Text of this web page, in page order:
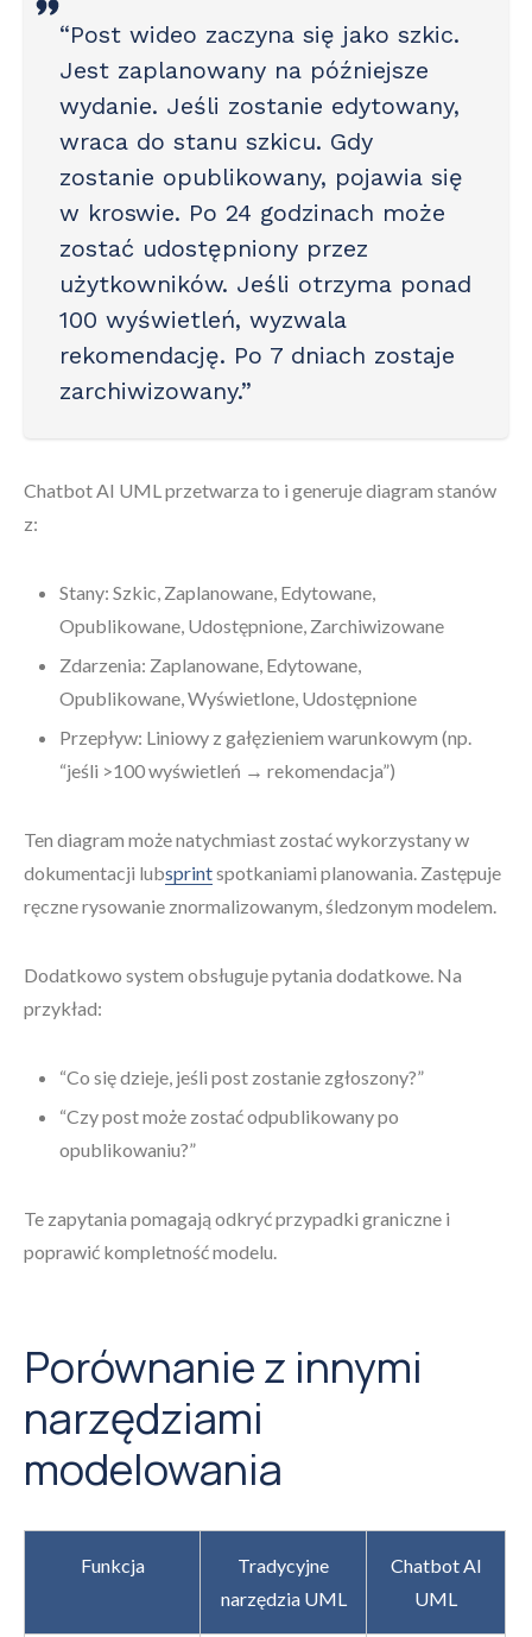
“Post wideo zaczyna się jako szkic.
Jest zaplanowany na późniejsze
wydanie. Jeśli zostanie edytowany,
wraca do stanu szkicu. Gdy
zostanie opublikowany, pojawia się
w kroswie. Po 24 godzinach może
zostać udostępniony przez
użytkowników. Jeśli otrzyma ponad
100 wyświetleń, wyzwala
rekomendację. Po 7 dniach zostaje
zarchiwizowany.”
Chatbot AI UML przetwarza to i generuje diagram stanów
z:
Stany: Szkic, Zaplanowane, Edytowane,
Opublikowane, Udostępnione, Zarchiwizowane
Zdarzenia: Zaplanowane, Edytowane,
Opublikowane, Wyświetlone, Udostępnione
Przepływ: Liniowy z gałęzieniem warunkowym (np.
“jeśli >100 wyświetleń → rekomendacja”)
Ten diagram może natychmiast zostać wykorzystany w
dokumentacji lubsprintspotkaniami planowania. Zastępuje
ręczne rysowanie znormalizowanym, śledzonym modelem.
Dodatkowo system obsługuje pytania dodatkowe. Na
przykład:
“Co się dzieje, jeśli post zostanie zgłoszony?”
“Czy post może zostać odpublikowany po
opublikowaniu?”
Te zapytania pomagają odkryć przypadki graniczne i
poprawić kompletność modelu.
Porównanie z innymi
narzędziami
modelowania
Funkcja
Tradycyjne
narzędzia UML
Chatbot AI
UML